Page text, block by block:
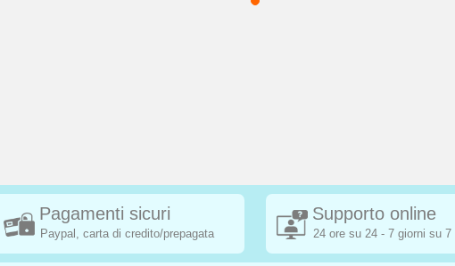
Pagamenti sicuri
Paypal, carta di credito/prepagata
Supporto online
24 ore su 24 - 7 giorni su 7